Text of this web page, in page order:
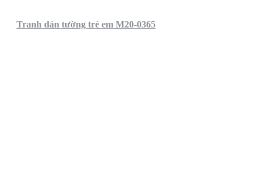
Tranh dán tường trẻ em M20-0365